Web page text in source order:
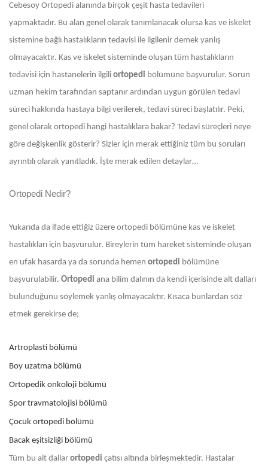
Cebesoy Ortopedi alanında birçok çeşit hasta tedavileri
yapmaktadır. Bu alan genel olarak tanımlanacak olursa kas ve iskelet
sistemine bağlı hastalıkların tedavisi ile ilgilenir demek yanlış
olmayacaktır. Kas ve iskelet sisteminde oluşan tüm hastalıkların
tedavisi için hastanelerin ilgili ortopedi bölümüne başvurulur. Sorun
uzman hekim tarafından saptanır ardından uygun görülen tedavi
süreci hakkında hastaya bilgi verilerek, tedavi süreci başlatılır. Peki,
genel olarak ortopedi hangi hastalıklara bakar? Tedavi süreçleri neye
göre değişkenlik gösterir? Sizler için merak ettiğiniz tüm bu soruları
ayrıntılı olarak yanıtladık. İşte merak edilen detaylar…
Ortopedi Nedir?
Yukarıda da ifade ettiğiz üzere ortopedi bölümüne kas ve iskelet
hastalıkları için başvurulur. Bireylerin tüm hareket sisteminde oluşan
en ufak hasarda ya da sorunda hemen ortopedi bölümüne
başvurulabilir. Ortopedi ana bilim dalının da kendi içerisinde alt dalları
bulunduğunu söylemek yanlış olmayacaktır. Kısaca bunlardan söz
etmek gerekirse de;
Artroplasti bölümü
Boy uzatma bölümü
Ortopedik onkoloji bölümü
Spor travmatolojisi bölümü
Çocuk ortopedi bölümü
Bacak eşitsizliği bölümü
Tüm bu alt dallar ortopedi çatısı altında birleşmektedir. Hastalar